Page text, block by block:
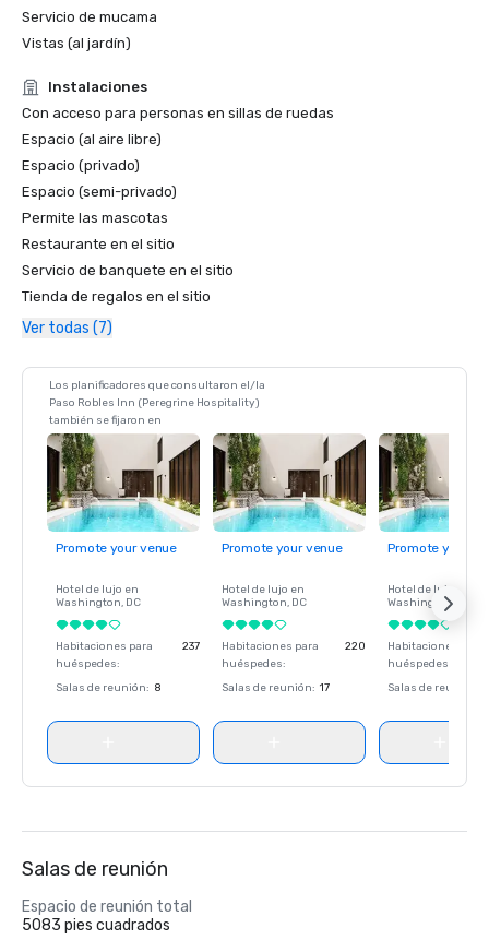
Servicio de mucama
Vistas (al jardín)
Instalaciones
Con acceso para personas en sillas de ruedas
Espacio (al aire libre)
Espacio (privado)
Espacio (semi-privado)
Permite las mascotas
Restaurante en el sitio
Servicio de banquete en el sitio
Tienda de regalos en el sitio
Ver todas (7)
Los planificadores que consultaron el/la
Paso Robles Inn (Peregrine Hospitality)
también se fijaron en
Promote your venue
Hotel de lujo en
Washington, DC
Habitaciones para
huéspedes:
237
Salas de reunión: 8
Promote your venue
Hotel de lujo en
Washington, DC
Habitaciones para
huéspedes:
220
Salas de reunión: 17
Promote your
Hotel de lujo en
Washington
Habitaciones para
huéspedes
Salas de reunión
Salas de reunión
Espacio de reunión total
5083 pies cuadrados